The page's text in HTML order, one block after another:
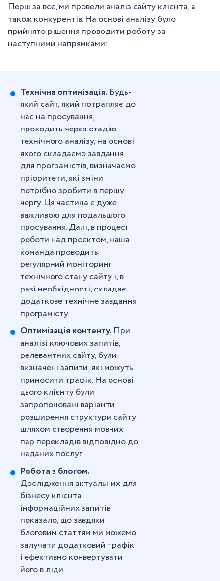
Перш за все, ми провели аналіз сайту клієнта, а
також конкурентів. На основі аналізу було
прийнято рішення проводити роботу за
наступними напрямками:
Технічна оптимізація. Будь-
який сайт, який потрапляє до
нас на просування,
проходить через стадію
технічного аналізу, на основі
якого складаємо завдання
для програмістів, визначаємо
пріоритети, які зміни
потрібно зробити в першу
чергу. Ця частина є дуже
важливою для подальшого
просування. Далі, в процесі
роботи над проєктом, наша
команда проводить
регулярний моніторинг
технічного стану сайту і, в
разі необхідності, складає
додаткове технічне завдання
програмісту.
Оптимізація контенту. При
аналізі ключових запитів,
релевантних сайту, були
визначені запити, які можуть
приносити трафік. На основі
цього клієнту були
запропоновані варіанти
розширення структури сайту
шляхом створення мовних
пар перекладів відповідно до
наданих послуг.
Робота з блогом.
Дослідження актуальних для
бізнесу клієнта
інформаційних запитів
показало, що завдяки
блоговим статтям ми можемо
залучати додатковий трафік
і ефективно конвертувати
його в ліди.